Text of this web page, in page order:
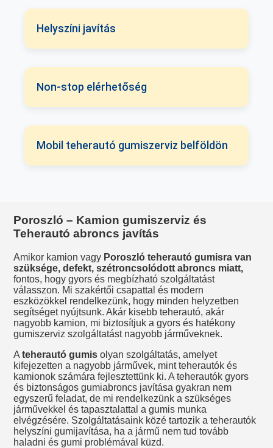
Helyszíni javítás
Non-stop elérhetőség
Mobil teherautó gumiszerviz belföldön
Poroszló – Kamion gumiszerviz és
Teherautó abroncs javítás
Amikor kamion vagy Poroszló teherautó gumisra van
szüksége, defekt, szétroncsolódott abroncs miatt,
fontos, hogy gyors és megbízható szolgáltatást
válasszon. Mi szakértői csapattal és modern
eszközökkel rendelkezünk, hogy minden helyzetben
segítséget nyújtsunk. Akár kisebb teherautó, akár
nagyobb kamion, mi biztosítjuk a gyors és hatékony
gumiszerviz szolgáltatást nagyobb járműveknek.
Ateherautó gumis olyan szolgáltatás, amelyet
kifejezetten a nagyobb járművek, mint teherautók és
kamionok számára fejlesztettünk ki. A teherautók gyors
és biztonságos gumiabroncs javítása gyakran nem
egyszerű feladat, de mi rendelkezünk a szükséges
járművekkel és tapasztalattal a gumis munka
elvégzésére. Szolgáltatásaink közé tartozik a teherautók
helyszíni gumijavítása, ha a jármű nem tud tovább
haladni és gumi problémával küzd.